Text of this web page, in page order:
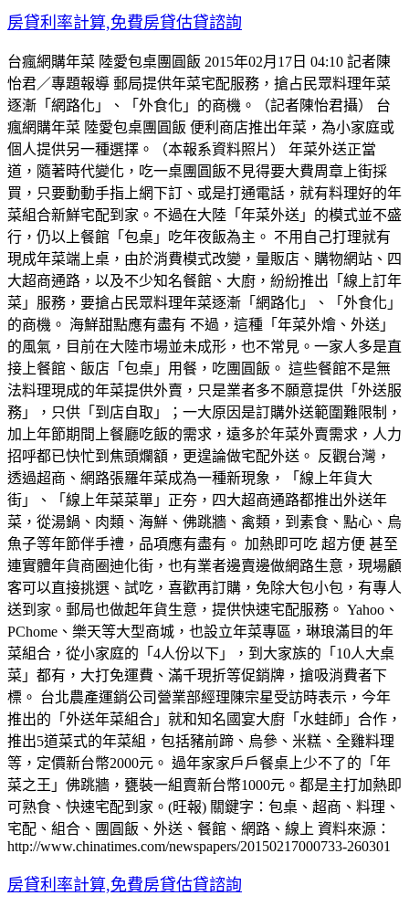
房貸利率計算,免費房貸估貸諮詢
台瘋網購年菜 陸愛包桌團圓飯 2015年02月17日 04:10 記者陳
怡君／專題報導 郵局提供年菜宅配服務，搶占民眾料理年菜
逐漸「網路化」、「外食化」的商機。（記者陳怡君攝） 台
瘋網購年菜 陸愛包桌團圓飯 便利商店推出年菜，為小家庭或
個人提供另一種選擇。（本報系資料照片） 年菜外送正當
道，隨著時代變化，吃一桌團圓飯不見得要大費周章上街採
買，只要動動手指上網下訂、或是打通電話，就有料理好的年
菜組合新鮮宅配到家。不過在大陸「年菜外送」的模式並不盛
行，仍以上餐館「包桌」吃年夜飯為主。 不用自己打理就有
現成年菜端上桌，由於消費模式改變，量販店、購物網站、四
大超商通路，以及不少知名餐館、大廚，紛紛推出「線上訂年
菜」服務，要搶占民眾料理年菜逐漸「網路化」、「外食化」
的商機。 海鮮甜點應有盡有 不過，這種「年菜外燴、外送」
的風氣，目前在大陸市場並未成形，也不常見。一家人多是直
接上餐館、飯店「包桌」用餐，吃團圓飯。 這些餐館不是無
法料理現成的年菜提供外賣，只是業者多不願意提供「外送服
務」，只供「到店自取」；一大原因是訂購外送範圍難限制，
加上年節期間上餐廳吃飯的需求，遠多於年菜外賣需求，人力
招呼都已快忙到焦頭爛額，更遑論做宅配外送。 反觀台灣，
透過超商、網路張羅年菜成為一種新現象，「線上年貨大
街」、「線上年菜菜單」正夯，四大超商通路都推出外送年
菜，從湯鍋、肉類、海鮮、佛跳牆、禽類，到素食、點心、烏
魚子等年節伴手禮，品項應有盡有。 加熱即可吃 超方便 甚至
連實體年貨商圈迪化街，也有業者邊賣邊做網路生意，現場顧
客可以直接挑選、試吃，喜歡再訂購，免除大包小包，有專人
送到家。郵局也做起年貨生意，提供快速宅配服務。 Yahoo、
PChome、樂天等大型商城，也設立年菜專區，琳琅滿目的年
菜組合，從小家庭的「4人份以下」，到大家族的「10人大桌
菜」都有，大打免運費、滿千現折等促銷牌，搶吸消費者下
標。 台北農產運銷公司營業部經理陳宗星受訪時表示，今年
推出的「外送年菜組合」就和知名國宴大廚「水蛙師」合作，
推出5道菜式的年菜組，包括豬前蹄、烏參、米糕、全雞料理
等，定價新台幣2000元。 過年家家戶戶餐桌上少不了的「年
菜之王」佛跳牆，甕裝一組賣新台幣1000元。都是主打加熱即
可熟食、快速宅配到家。(旺報) 關鍵字：包桌、超商、料理、
宅配、組合、團圓飯、外送、餐館、網路、線上 資料來源：
http://www.chinatimes.com/newspapers/20150217000733-260301
房貸利率計算,免費房貸估貸諮詢